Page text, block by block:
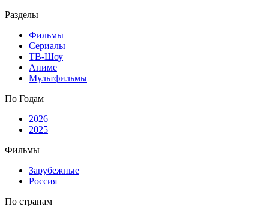
Разделы
Фильмы
Сериалы
ТВ-Шоу
Аниме
Мультфильмы
По Годам
2026
2025
Фильмы
Зарубежные
Россия
По странам